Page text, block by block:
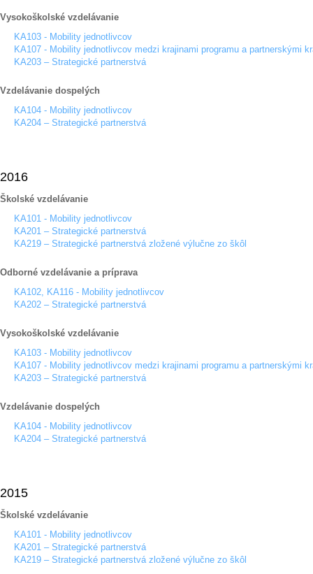
Vysokoškolské vzdelávanie
KA103 - Mobility jednotlivcov
KA107 - Mobility jednotlivcov medzi krajinami programu a partnerskými
KA203 – Strategické partnerstvá
Vzdelávanie dospelých
KA104 - Mobility jednotlivcov
KA204 – Strategické partnerstvá
2016
Školské vzdelávanie
KA101 - Mobility jednotlivcov
KA201 – Strategické partnerstvá
KA219 – Strategické partnerstvá zložené výlučne zo škôl
Odborné vzdelávanie a príprava
KA102, KA116 - Mobility jednotlivcov
KA202 – Strategické partnerstvá
Vysokoškolské vzdelávanie
KA103 - Mobility jednotlivcov
KA107 - Mobility jednotlivcov medzi krajinami programu a partnerskými
KA203 – Strategické partnerstvá
Vzdelávanie dospelých
KA104 - Mobility jednotlivcov
KA204 – Strategické partnerstvá
2015
Školské vzdelávanie
KA101 - Mobility jednotlivcov
KA201 – Strategické partnerstvá
KA219 – Strategické partnerstvá zložené výlučne zo škôl